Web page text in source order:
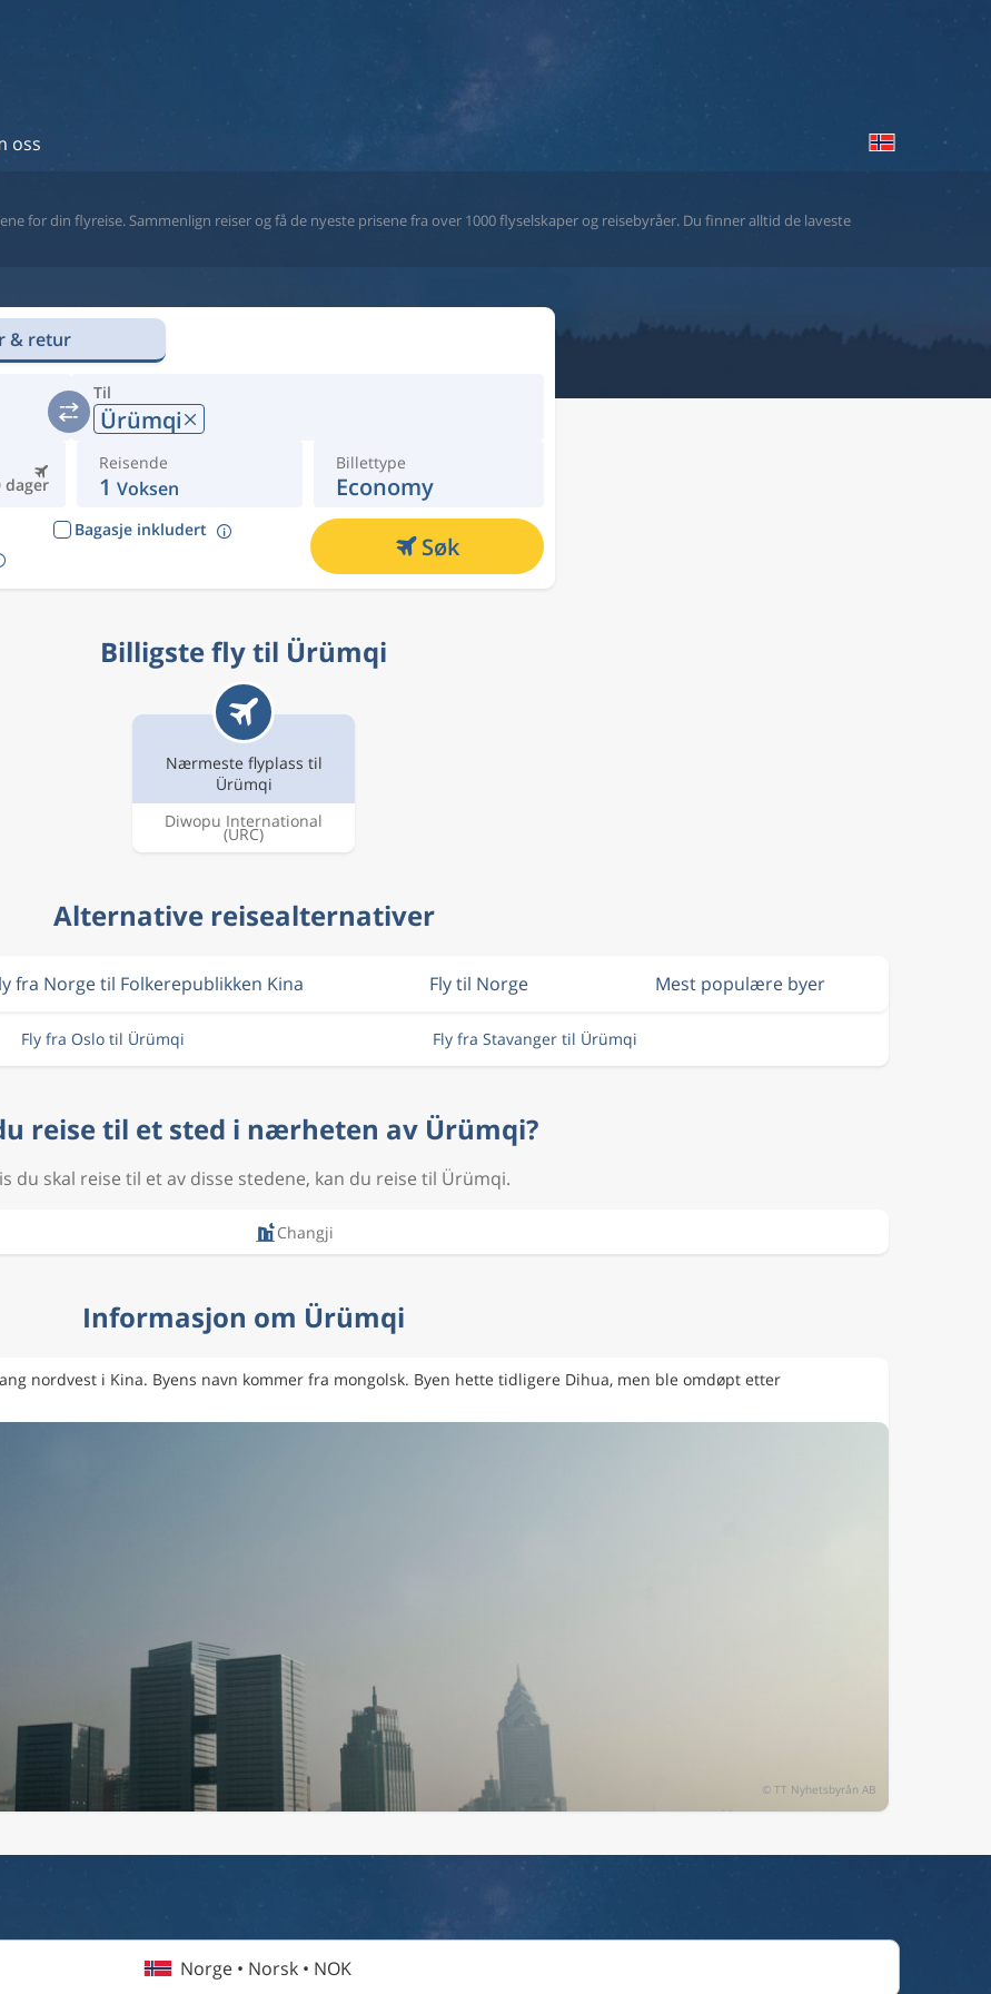
oss
for din flyreise. Sammenlign reiser og få de nyeste prisene fra over 1000 flyselskaper og reisebyråer. Du finner alltid de laveste
& retur
Til
Ürümqi
dager
Reisende
1 Voksen
Billettype
Economy
Bagasje inkludert
Søk
Billigste fly til Ürümqi
Nærmeste flyplass til
Ürümqi
Diwopu International
(URC)
Alternative reisealternativer
fra Norge til Folkerepublikken Kina Fly til Norge Mest populære byer
Fly fra Oslo til Ürümqi Fly fra Stavanger til Ürümqi
reise til et sted i nærheten av Ürümqi?
du skal reise til et av disse stedene, kan du reise til Ürümqi.
Changji
Informasjon om Ürümqi
nordvest i Kina. Byens navn kommer fra mongolsk. Byen hette tidligere Dihua, men ble omdøpt etter
Norge • Norsk • NOK